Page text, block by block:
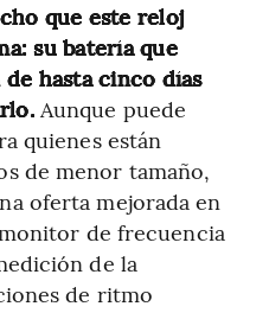
que este reloj
su batería que
hasta cinco días
Aunque puede
quienes están
de menor tamaño,
oferta mejorada en
de frecuencia
de la
de ritmo